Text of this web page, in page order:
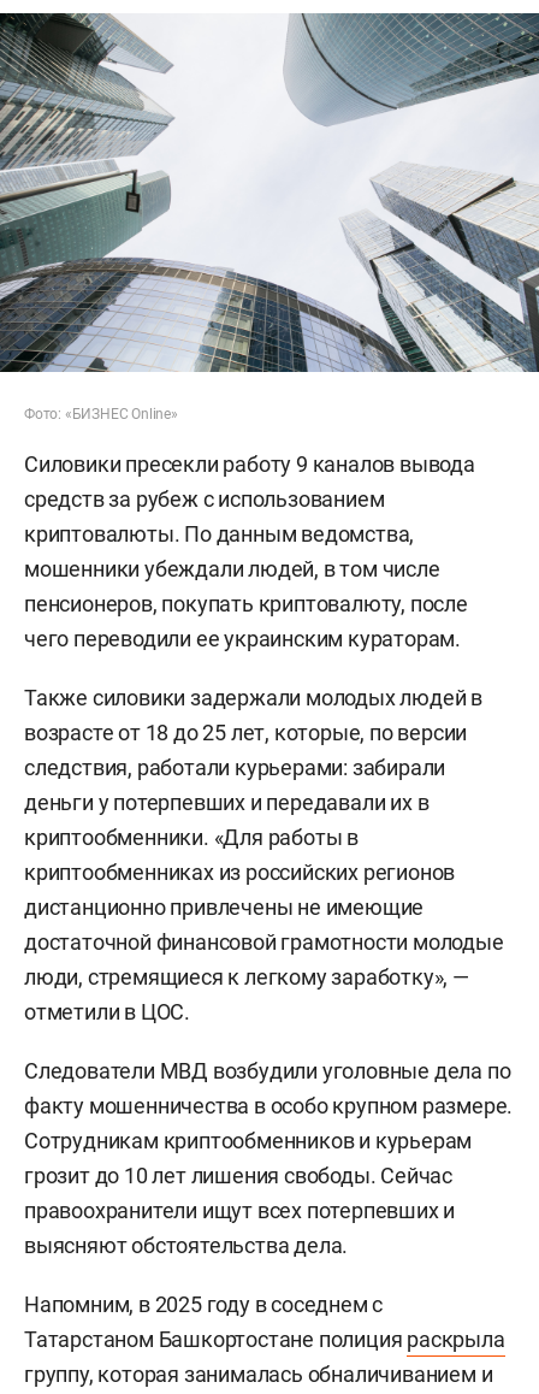
Фото: «БИЗНЕС Online»
Силовики пресекли работу 9 каналов вывода
средств за рубеж с использованием
криптовалюты. По данным ведомства,
мошенники убеждали людей, в том числе
пенсионеров, покупать криптовалюту, после
чего переводили ее украинским кураторам.
Также силовики задержали молодых людей в
возрасте от 18 до 25 лет, которые, по версии
следствия, работали курьерами: забирали
деньги у потерпевших и передавали их в
криптообменники. «Для работы в
криптообменниках из российских регионов
дистанционно привлечены не имеющие
достаточной финансовой грамотности молодые
люди, стремящиеся к легкому заработку», —
отметили в ЦОС.
Следователи МВД возбудили уголовные дела по
факту мошенничества в особо крупном размере.
Сотрудникам криптообменников и курьерам
грозит до 10 лет лишения свободы. Сейчас
правоохранители ищут всех потерпевших и
выясняют обстоятельства дела.
Напомним, в 2025 году в соседнем с
Татарстаном Башкортостане полиция раскрыла
группу, которая занималась обналичиванием и